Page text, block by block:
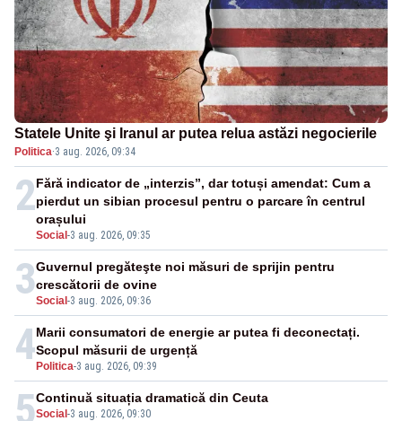
Statele Unite şi Iranul ar putea relua astăzi negocierile
Politica·3 aug. 2026, 09:34
2
Social -3 aug. 2026, 09:35
Fără indicator de „interzis”, dar totuși amendat: Cum a
pierdut un sibian procesul pentru o parcare în centrul
orașului
3Social -3 aug. 2026, 09:36
Guvernul pregăteşte noi măsuri de sprijin pentru
crescătorii de ovine
4 Politica-3 aug. 2026, 09:39
Marii consumatori de energie ar putea fi deconectați.
Scopul măsurii de urgență
5Social -3 aug. 2026, 09:30
Continuă situația dramatică din Ceuta